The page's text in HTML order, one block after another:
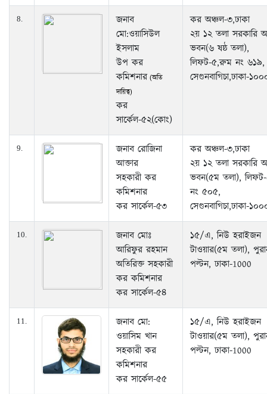
8.
জনাব
মো:ওয়াসিউল
ইসলাম
উপ কর
কমিশনার(অতি
দায়িত্ব)
কর
সার্কেল-৫২(কোং)
কর অঞ্চল-৩,ঢাকা
২য় ১২ তলা সরকারি
ভবন(৬ ষষ্ঠ তলা),
লিফট-৫,রুম নং ৬১৯,
সেগুনবাগিচা,ঢাকা-
9.
জনাব রোজিনা
আক্তার
সহকারী কর
কমিশনার
কর সার্কেল-৫৩
কর অঞ্চল-৩,ঢাকা
২য় ১২ তলা সরকারি
ভবন(৫ম তলা),
নং ৫০৫,
সেগুনবাগিচা,ঢাকা-
10.
জনাব মোঃ
আরিফুর রহমান
অতিরিক্ত সহকারী
কর কমিশনার
কর সার্কেল-৫৪
১৫/এ, নিউ হরাইজন
টাওয়ার(৫ম তলা),
পল্টন, ঢাকা-1000
11.
জনাব মো:
ওয়াসিম খান
সহকারী কর
কমিশনার
কর সার্কেল-৫৫
১৫/এ, নিউ হরাইজন
টাওয়ার(৫ম তলা),
পল্টন, ঢাকা-1000